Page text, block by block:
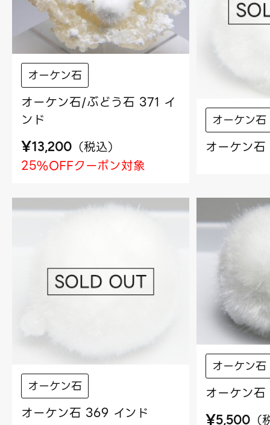
オーケン石
オーケン石/ぶどう石 371 イ
ンド
¥13,200 （税込）
25%OFFクーポン対象
オーケン石
オーケン
オーケン石
オーケン石 369 インド
オーケン石
オーケン
¥5,500 （